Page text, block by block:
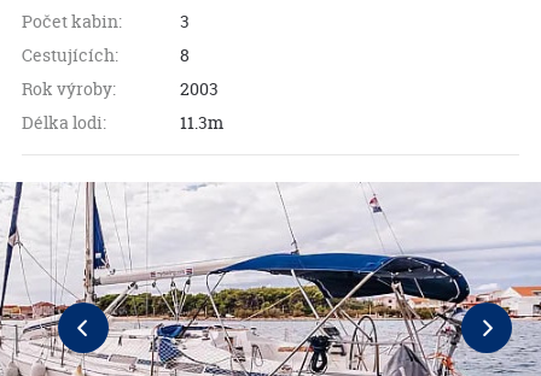
Počet kabin:
3
Cestujících:
8
Rok výroby:
2003
Délka lodi:
11.3m